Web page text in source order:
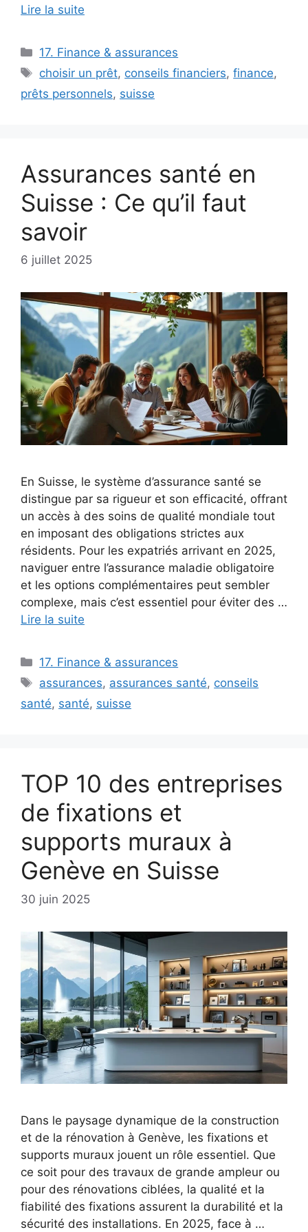
Lire la suite
Catégories
17. Finance & assurances
Étiquettes
choisir un prêt, conseils financiers,finance,
prêts personnels, suisse
Assurances santé en
Suisse : Ce qu’il faut
savoir
6 juillet 2025
En Suisse, le système d’assurance santé se
distingue par sa rigueur et son efficacité, offrant
un accès à des soins de qualité mondiale tout
en imposant des obligations strictes aux
résidents. Pour les expatriés arrivant en 2025,
naviguer entre l’assurance maladie obligatoire
et les options complémentaires peut sembler
complexe, mais c’est essentiel pour éviter des …
Lire la suite
Catégories
17. Finance & assurances
Étiquettes
assurances, assurances santé, conseils
santé, santé, suisse
TOP 10 des entreprises
de fixations et
supports muraux à
Genève en Suisse
30 juin 2025
Dans le paysage dynamique de la construction
et de la rénovation à Genève, les fixations et
supports muraux jouent un rôle essentiel. Que
ce soit pour des travaux de grande ampleur ou
pour des rénovations ciblées, la qualité et la
fiabilité des fixations assurent la durabilité et la
sécurité des installations. En 2025, face à …